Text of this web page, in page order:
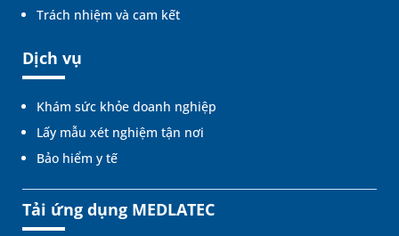
Trách nhiệm và cam kết
Dịch vụ
Khám sức khỏe doanh nghiệp
Lấy mẫu xét nghiệm tận nơi
Bảo hiểm y tế
Tải ứng dụng MEDLATEC